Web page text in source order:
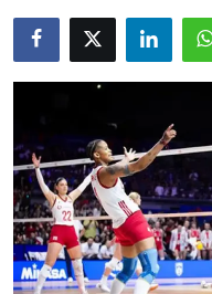
Magazin Haberleri
Spor Haberleri
Teknoloji Haberleri
Dünya Haberleri
Çerkezköy